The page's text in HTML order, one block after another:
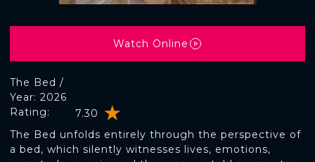
The Bed /
Rating: 7.30
Year: 2026
The Bed unfolds entirely through the perspective of
a bed, which silently witnesses lives, emotions,
Watch Online